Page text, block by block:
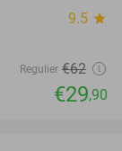
9.5 star
Regulier €62
€29,90